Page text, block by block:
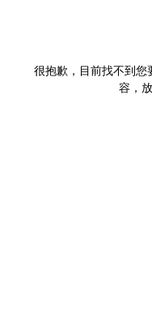
很抱歉，目前找不到
容，